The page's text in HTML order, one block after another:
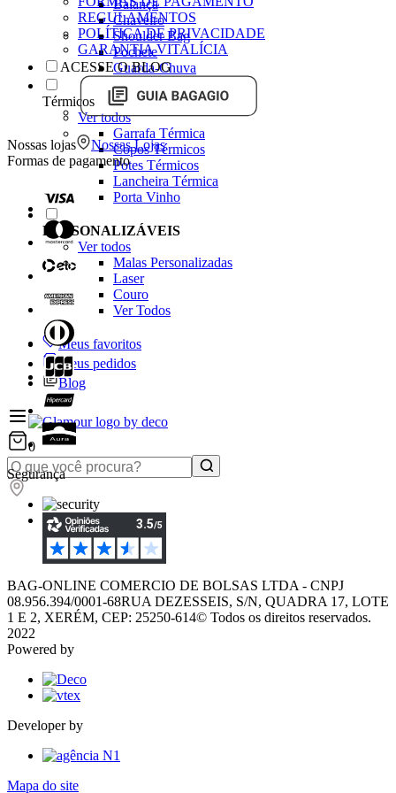
Balança
Chaveiro
Shoulder Bag
Pochete
Guarda-Chuva
Térmicos
Ver todos
Garrafa Térmica
Copos Térmicos
Potes Térmicos
Lancheira Térmica
Porta Vinho
PERSONALIZÁVEIS
Ver todos
Malas Personalizadas
Laser
Couro
Ver Todos
Meus favoritos
Meus pedidos
Blog
0
REGULAMENTOS
POLÍTICA DE PRIVACIDADE
GARANTIA VITALÍCIA
ACESSE O BLOG
Nossas lojas
Nossas Lojas
Formas de pagamento
Segurança
BAG-ONLINE COMERCIO DE BOLSAS LTDA - CNPJ
08.956.394/0001-68RUA DEZESSEIS, S/N, QUADRA 17, LOTE
1 E 2, XERÉM, CEP: 25250-614© Todos os direitos reservados.
2022
Powered by
Developer by
Mapa do site